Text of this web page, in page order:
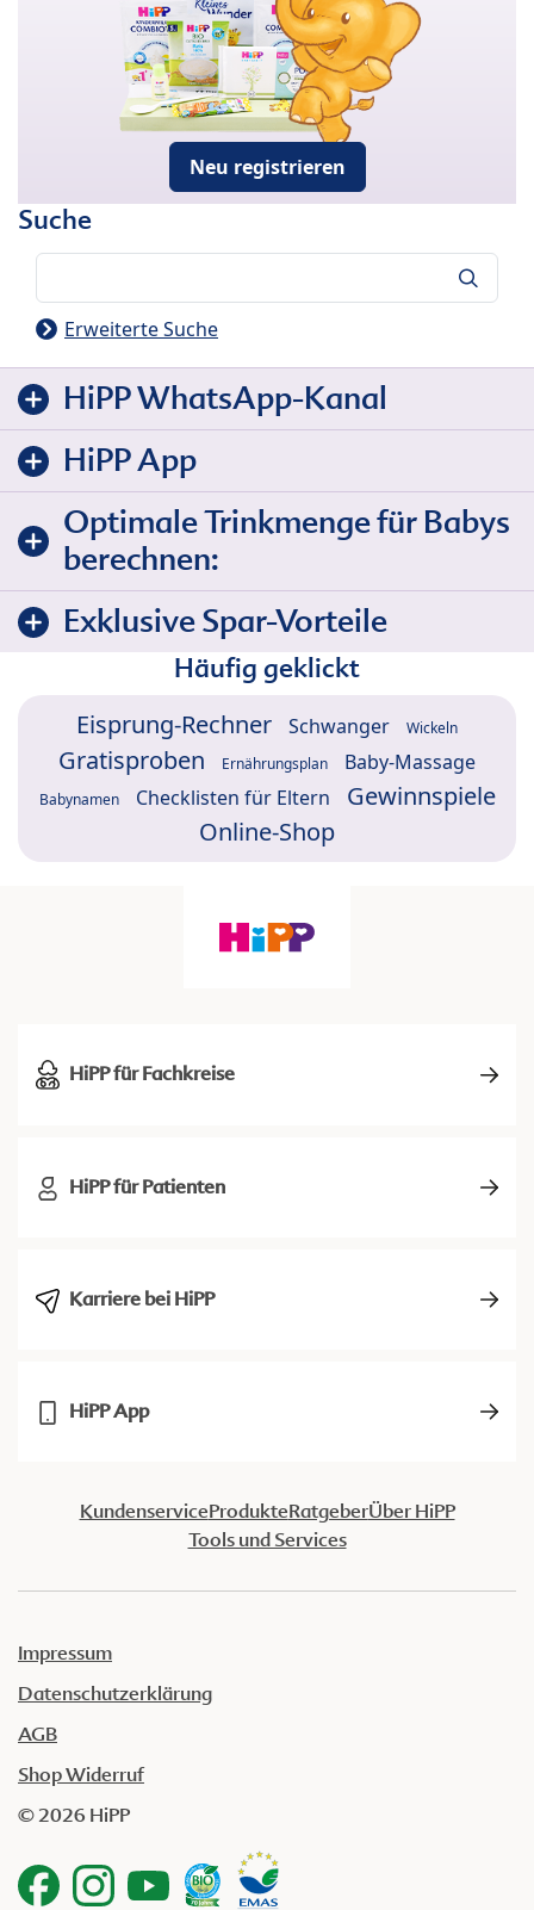
Neu registrieren
Suche
Erweiterte Suche
HiPP WhatsApp-Kanal
HiPP App
Optimale Trinkmenge für Babys
berechnen:
Exklusive Spar-Vorteile
Häufig geklickt
Eisprung-Rechner Schwanger Wickeln
Gratisproben Ernährungsplan Baby-Massage
Babynamen Checklisten für Eltern
Gewinnspiele
Online-Shop
HiPP für Fachkreise
HiPP für Patienten
Karriere bei HiPP
HiPP App
KundenserviceProdukteRatgeberÜber HiPP
Tools und Services
Impressum
Datenschutzerklärung
AGB
Shop Widerruf
© 2026 HiPP